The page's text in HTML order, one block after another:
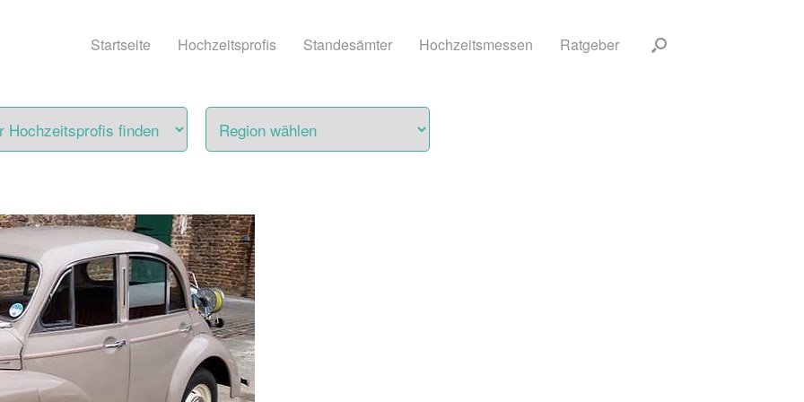
Startseite Hochzeitsprofis Standesämter Hochzeitsmessen Ratgeber